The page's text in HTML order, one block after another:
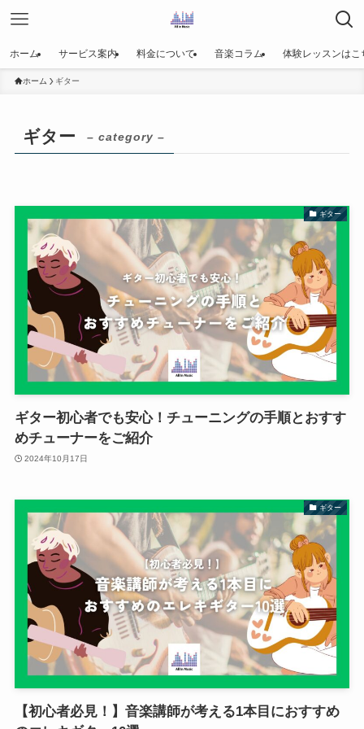
ホーム サービス案内 料金について 音楽コラム 体験レッスンはこ
ホーム ギター
ギター – category –
ギター
ギター初心者でも安心！チューニングの手順とおすす
めチューナーをご紹介
2024年10月17日
ギター
【初心者必見！】音楽講師が考える1本目におすすめ